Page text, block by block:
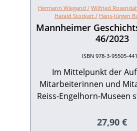
Hermann Wiegand / Wilfried
Harald Stockert / Hans-Jürgen
Mannheimer
46/2023
ISBN 978-3-95505-
Im Mittelpunkt der
Mitarbeiterinnen und
Reiss-Engelhorn-Museen
Demgegenüber erhellen
Regulärer
27,90 €